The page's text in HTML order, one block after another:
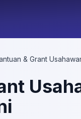
& Grant